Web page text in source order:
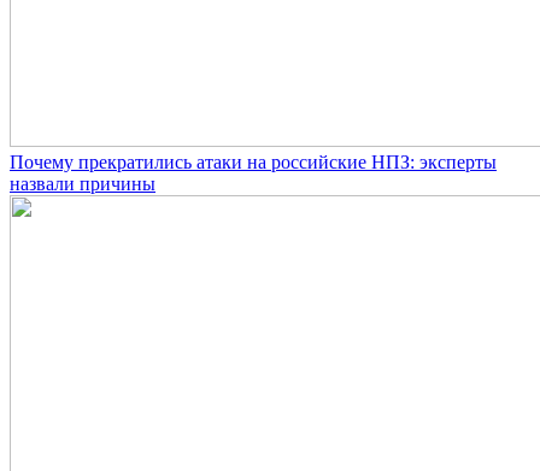
Почему прекратились атаки на российские НПЗ: эксперты
назвали причины